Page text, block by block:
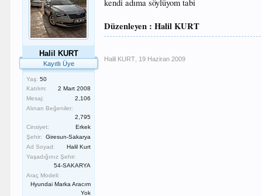
Halil KURT
Kayıtlı Üye
Yaş: 50
Katılım:
2 Mart 2008
Mesaj:
2,106
Alınan Beğeniler:
2,795
Cinsiyet:
Erkek
Şehir:
Giresun-Sakarya
Ad Soyad:
Halil Kurt
Yaşadığınız Şehir:
54-SAKARYA
Araç Modeli:
Hyundai Marka Aracım
Yok
kendi adıma söylüyom tabi
Düzenleyen : Halil KURT
Halil KURT 19 Haziran 2009